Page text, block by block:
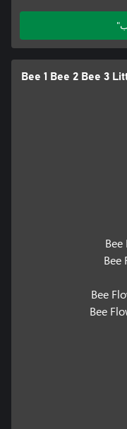
Bee 1 Bee 2 Bee 3
Bee
Bee
Bee